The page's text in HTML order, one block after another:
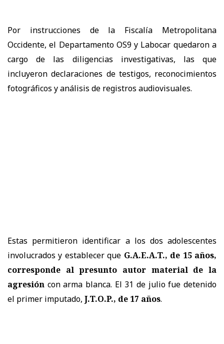
Por instrucciones de la Fiscalía Metropolitana
Occidente, el Departamento OS9 y Labocar quedaron a
cargo de las diligencias investigativas, las que
incluyeron declaraciones de testigos, reconocimientos
fotográficos y análisis de registros audiovisuales.
Estas permitieron identificar a los dos adolescentes
involucrados y establecer que G.A.E.A.T., de 15 años,
corresponde al presunto autor material de la
agresión con arma blanca. El 31 de julio fue detenido
el primer imputado, J.T.O.P., de 17 años.